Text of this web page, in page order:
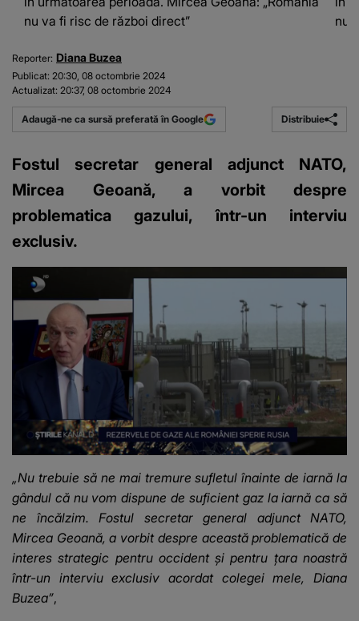
nu va fi risc de război direct”
nu
Reporter: Diana Buzea
Publicat: 20:30, 08 octombrie 2024
Actualizat: 20:37, 08 octombrie 2024
Adaugă-ne ca sursă preferată în Google Distribuie
Fostul secretar general adjunct NATO,
Mircea Geoană, a vorbit despre
problematica gazului, într-un interviu
exclusiv.
„Nu trebuie să ne mai tremure sufletul înainte de iarnă la
gândul că nu vom dispune de suficient gaz la iarnă ca să
ne încălzim. Fostul secretar general adjunct NATO,
Mircea Geoană, a vorbit despre această problematică de
interes strategic pentru occident și pentru țara noastră
într-un interviu exclusiv acordat colegei mele, Diana
Buzea”,